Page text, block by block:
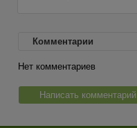
Комментарии
Нет комментариев
Написать комментарий